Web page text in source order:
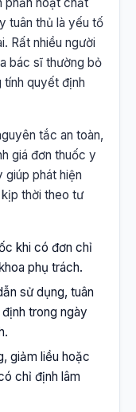
tuân thủ là yếu tố
Rất nhiều người
bác sĩ thường bỏ
tính quyết định
tắc an toàn,
giá đơn thuốc y
giúp phát hiện
thời theo tư
khi có đơn chỉ
phụ trách.
sử dụng, tuân
trong ngày
giảm liều hoặc
chỉ định lâm